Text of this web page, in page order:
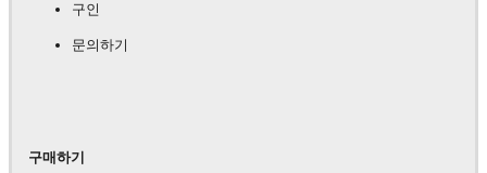
구인
문의하기
구매하기